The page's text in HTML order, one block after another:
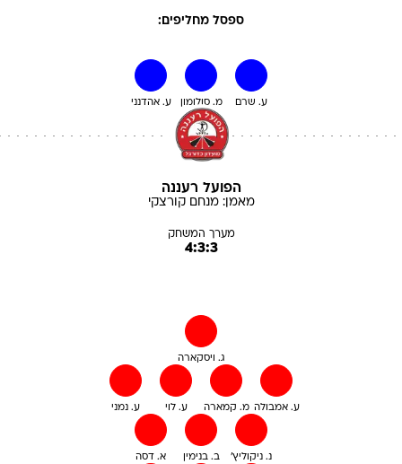
ספסל מחליפים:
ע. אהדנני מ. סולומון ע. שרם
הפועל רעננה
מאמן:מנחם קורצקי
מערך המשחק
4:3:3
ג. ויסקארה
ע. נמני ע. לוי מ. קמארה ע. אמבולה
א. דסה ב. בנימין נ. ניקוליץ'